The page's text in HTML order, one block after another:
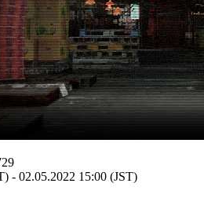
- 02.05.2022 15:00 (JST)